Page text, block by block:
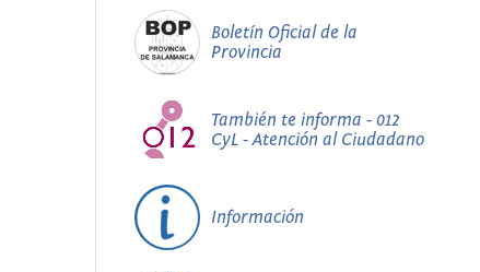
Boletín Oficial de la
Provincia
También te informa - 012
CyL - Atención al Ciudadano
Información